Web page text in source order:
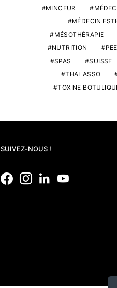
MINCEUR
MÉDECIN
MÉSOTHÉRAPIE
NUTRITION
SPAS
SUISSE
THALASSO
TOXINE
SUIVEZ-NOUS !